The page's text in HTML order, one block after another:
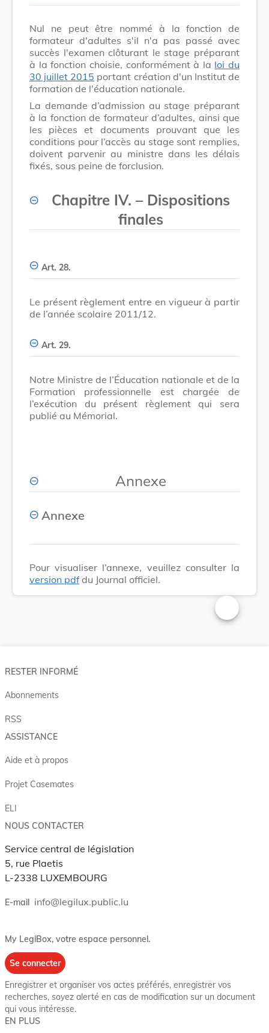
Nul ne peut être nommé à la fonction de
formateur d'adultes s'il n'a pas passé avec
succès l'examen clôturant le stage préparant
à la fonction choisie, conformément à la loi du
30 juillet 2015 portant création d'un Institut de
formation de l'éducation nationale.
La demande d’admission au stage préparant
à la fonction de formateur d’adultes, ainsi que
les pièces et documents prouvant que les
conditions pour l’accès au stage sont remplies,
doivent parvenir au ministre dans les délais
fixés, sous peine de forclusion.
Chapitre IV. – Dispositions
finales
Art. 28.
Le présent règlement entre en vigueur à partir
de l’année scolaire 2011/12.
Art. 29.
Notre Ministre de l’Éducation nationale et de la
Formation professionnelle est chargée de
l’exécution du présent règlement qui sera
publié au Mémorial.
Annexe
Annexe
Pour visualiser l’annexe, veuillez consulter la
version pdfdu Journal officiel.
Changer la
RESTER INFORMÉ
Abonnements
RSS
ASSISTANCE
Aide et à propos
Projet Casemates
ELI
NOUS CONTACTER
Service central de législation
5, rue Plaetis
L-2338 LUXEMBOURG
E-mail info@legilux.public.lu
My LegiBox, votre espace personnel.
Se connecter
Enregistrer et organiser vos actes préférés, enregistrer vos
recherches, soyez alerté en cas de modification sur un document
qui vous intéresse.
EN PLUS